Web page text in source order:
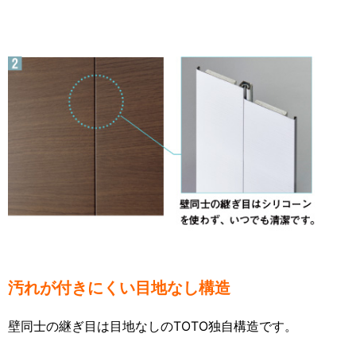
汚れが付きにくい目地なし構造
壁同士の継ぎ目は目地なしのTOTO独自構造です。